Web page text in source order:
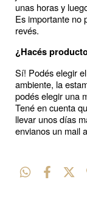
unas horas y
Es importante no
revés.
¿Hacés
Sí! Podés elegir
ambiente, la
podés elegir una
Tené en cuenta
llevar unos días
envianos un mail a